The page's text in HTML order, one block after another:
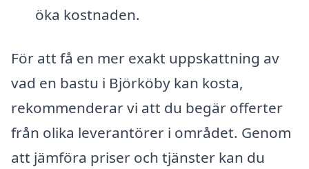
öka kostnaden.
För att få en mer exakt uppskattning av
vad en bastu i Björköby kan kosta,
rekommenderar vi att du begär offerter
från olika leverantörer i området. Genom
att jämföra priser och tjänster kan du